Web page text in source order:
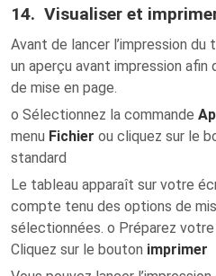
14. Visualiser et
Avant de lancer l’impression
un aperçu avant impression
de mise en page.
o Sélectionnez la commande
menu Fichier ou cliquez sur le
standard
Le tableau apparaît sur votre
compte tenu des options de
sélectionnées. o Préparez votre
Cliquez sur le bouton imprimer